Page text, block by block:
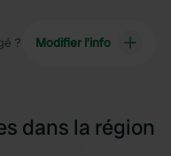
? Modifier l’info
dans la région